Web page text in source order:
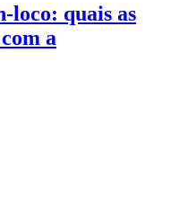
loco: quais as
a